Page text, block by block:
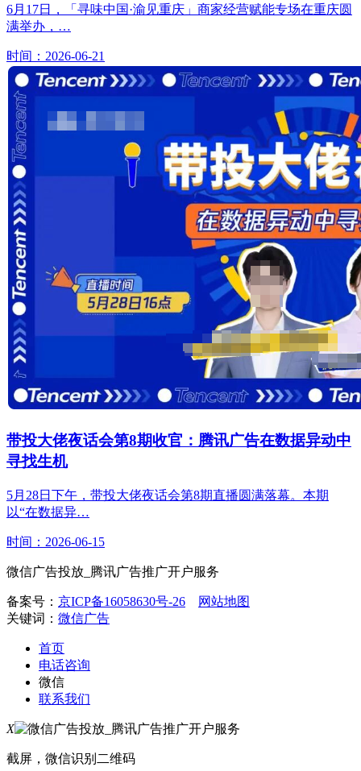
6月17日，「寻味中国·渝见重庆」商家经营赋能专场在重庆圆
满举办，…
时间：2026-06-21
带投大佬夜话会第8期收官：腾讯广告在数据异动中
寻找生机
5月28日下午，带投大佬夜话会第8期直播圆满落幕。本期
以“在数据异…
时间：2026-06-15
微信广告投放_腾讯广告推广开户服务
备案号： 京ICP备16058630号-26
网站地图
关键词： 微信广告
首页
电话咨询
微信
联系我们
X
截屏，微信识别二维码